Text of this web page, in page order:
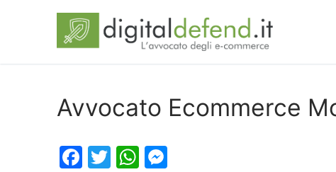
Avvocato Ecommerce
Facebook
TwitterWhatsApp